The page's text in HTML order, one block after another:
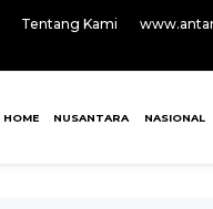
Tentang Kami
HOME NUSANTARA NASIONAL